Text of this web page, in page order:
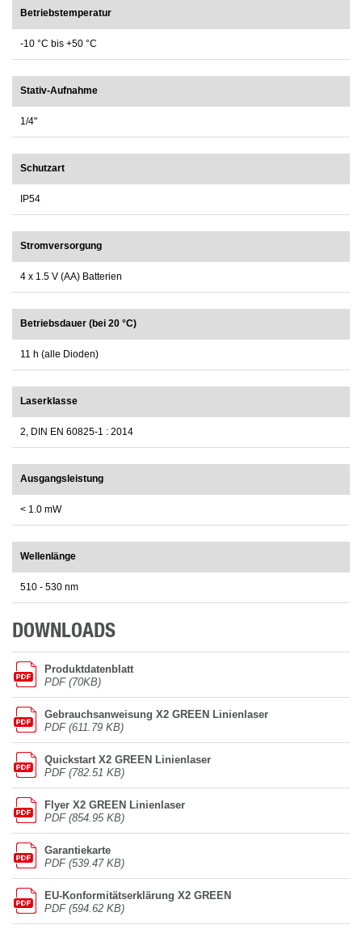
Betriebstemperatur
-10 °C bis +50 °C
Stativ-Aufnahme
1/4"
Schutzart
IP54
Stromversorgung
4 x 1.5 V (AA) Batterien
Betriebsdauer (bei 20 °C)
11 h (alle Dioden)
Laserklasse
2, DIN EN 60825-1 : 2014
Ausgangsleistung
< 1.0 mW
Wellenlänge
510 - 530 nm
DOWNLOADS
Produktdatenblatt
PDF (70KB)
Gebrauchsanweisung X2 GREEN Linienlaser
PDF (611.79 KB)
Quickstart X2 GREEN Linienlaser
PDF (782.51 KB)
Flyer X2 GREEN Linienlaser
PDF (854.95 KB)
Garantiekarte
PDF (539.47 KB)
EU-Konformitätserklärung X2 GREEN
PDF (594.62 KB)